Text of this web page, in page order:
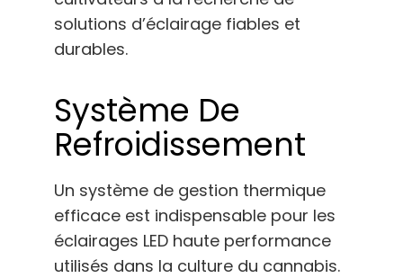
solutions d’éclairage fiables et
durables.
Système De
Refroidissement
Un système de gestion thermique
efficace est indispensable pour les
éclairages LED haute performance
utilisés dans la culture du cannabis.